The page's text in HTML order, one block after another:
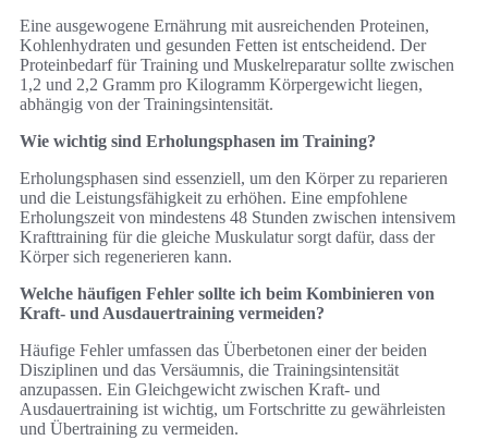
Eine ausgewogene Ernährung mit ausreichenden Proteinen,
Kohlenhydraten und gesunden Fetten ist entscheidend. Der
Proteinbedarf für Training und Muskelreparatur sollte zwischen
1,2 und 2,2 Gramm pro Kilogramm Körpergewicht liegen,
abhängig von der Trainingsintensität.
Wie wichtig sind Erholungsphasen im Training?
Erholungsphasen sind essenziell, um den Körper zu reparieren
und die Leistungsfähigkeit zu erhöhen. Eine empfohlene
Erholungszeit von mindestens 48 Stunden zwischen intensivem
Krafttraining für die gleiche Muskulatur sorgt dafür, dass der
Körper sich regenerieren kann.
Welche häufigen Fehler sollte ich beim Kombinieren von
Kraft- und Ausdauertraining vermeiden?
Häufige Fehler umfassen das Überbetonen einer der beiden
Disziplinen und das Versäumnis, die Trainingsintensität
anzupassen. Ein Gleichgewicht zwischen Kraft- und
Ausdauertraining ist wichtig, um Fortschritte zu gewährleisten
und Übertraining zu vermeiden.